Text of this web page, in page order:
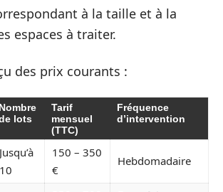
à la taille et à la
espaces à traiter.
des prix courants :
Nombre
lots
Tarif
mensuel
(TTC)
Fréquence
d’intervention
Jusqu’à
10
150 – 350
€
Hebdomadaire